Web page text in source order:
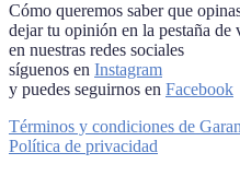
Cómo queremos saber que
dejar tu opinión en la pestaña de
en nuestras redes sociales
síguenos en Instagram
y puedes seguirnos en Facebook
Términos y condiciones de
Política de privacidad